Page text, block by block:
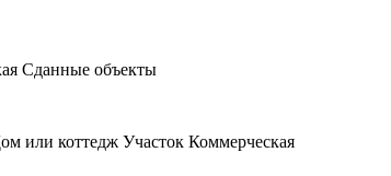
Сданные объекты
или коттедж Участок Коммерческая